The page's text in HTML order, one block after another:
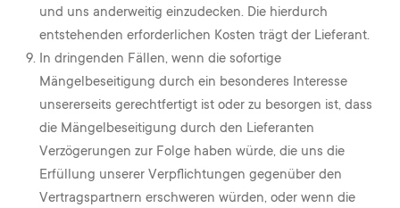
und uns anderweitig einzudecken. Die hierdurch
entstehenden erforderlichen Kosten trägt der Lieferant.
In dringenden Fällen, wenn die sofortige
Mängelbeseitigung durch ein besonderes Interesse
unsererseits gerechtfertigt ist oder zu besorgen ist, dass
die Mängelbeseitigung durch den Lieferanten
Verzögerungen zur Folge haben würde, die uns die
Erfüllung unserer Verpflichtungen gegenüber den
Vertragspartnern erschweren würden, oder wenn die